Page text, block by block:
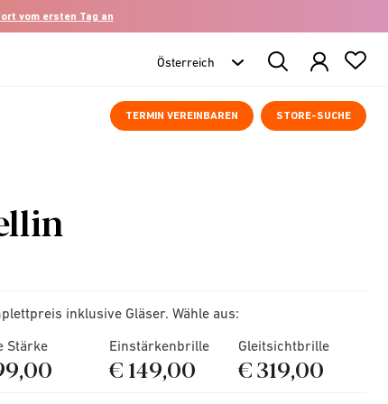
vom ersten Tag an
Search
Products
TERMIN VEREINBAREN STORE-SUCHE
inklusive Gläser. Wähle aus:
Stärke
Einstärkenbrille
€ 149,00
Gleitsichtbrille
€ 319,00